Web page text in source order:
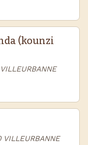
(kounzi
VILLEURBANNE